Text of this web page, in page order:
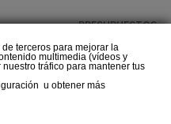
terceros para mejorar la
multimedia (vídeos y
tráfico para mantener tus
u obtener más
PRESUPUESTOS